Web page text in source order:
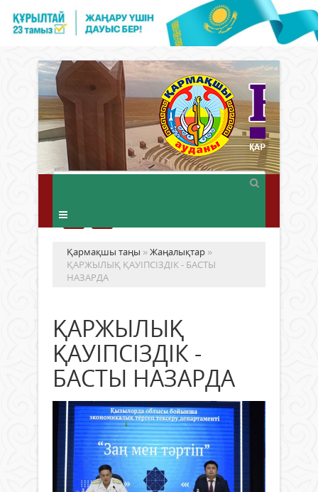
Қармақшы таңы »Жаңалықтар »
ҚАРЖЫЛЫҚ ҚАУІПСІЗДІК - БАСТЫ
НАЗАРДА
ҚАРЖЫЛЫҚ
ҚАУІПСІЗДІК -
БАСТЫ НАЗАРДА